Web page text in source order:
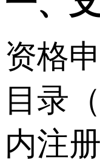
资格
目录
内注